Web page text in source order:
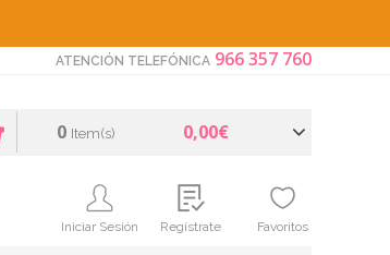
ATENCIÓN TELEFÓNICA 966 357 760
0 Item(s) 0,00€
Iniciar Sesión Regístrate Favoritos